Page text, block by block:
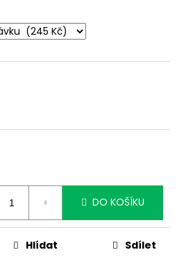
DO KOŠÍKU
Hlídat Sdílet